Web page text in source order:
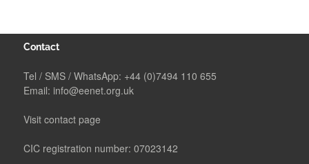
Contact
Tel / SMS / WhatsApp: +44 (0)7494 110 655
Email: info@eenet.org.uk
Visit contact page
CIC registration number: 07023142